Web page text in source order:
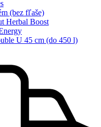
(bez fľaše)
Herbal Boost
U 45 cm (do 450 l)